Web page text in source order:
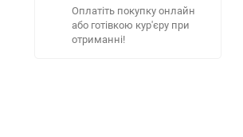
Оплатіть покупку онлайн
або готівкою кур'єру при
отриманні!